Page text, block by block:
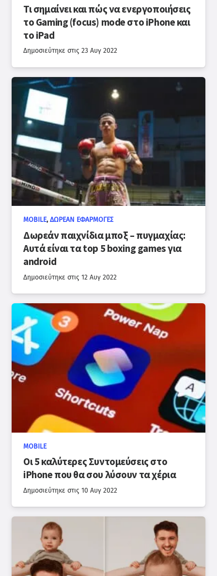
Τι σημαίνει και πώς να ενεργοποιήσεις
το Gaming (focus) mode στο iPhone και
το iPad
Δημοσιεύτηκε στις 23 Αυγ 2022
MOBILE,ΔΩΡΕΆΝ ΕΦΑΡΜΟΓΈΣ
Δωρεάν παιχνίδια μποξ – πυγμαχίας:
Αυτά είναι τα top 5 boxing games για
android
Δημοσιεύτηκε στις 12 Αυγ 2022
MOBILE
Οι 5 καλύτερες Συντομεύσεις στο
iPhone που θα σου λύσουν τα χέρια
Δημοσιεύτηκε στις 10 Αυγ 2022